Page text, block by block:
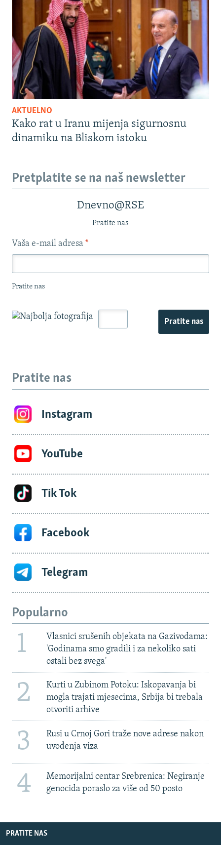
AKTUELNO
Kako rat u Iranu mijenja sigurnosnu
dinamiku na Bliskom istoku
Pretplatite se na naš newsletter
Dnevno@RSE
Pratite nas
Vaša e-mail adresa *
Pratite nas
Pratite nas
Pratite nas
Instagram
YouTube
Tik Tok
Facebook
Telegram
Popularno
1
Vlasnici srušenih objekata na Gazivodama:
'Godinama smo gradili i za nekoliko sati
ostali bez svega'
2
Kurti u Zubinom Potoku: Iskopavanja bi
mogla trajati mjesecima, Srbija bi trebala
otvoriti arhive
3
Rusi u Crnoj Gori traže nove adrese nakon
uvođenja viza
4
Memorijalni centar Srebrenica: Negiranje
genocida poraslo za više od 50 posto
PRATITE NAS